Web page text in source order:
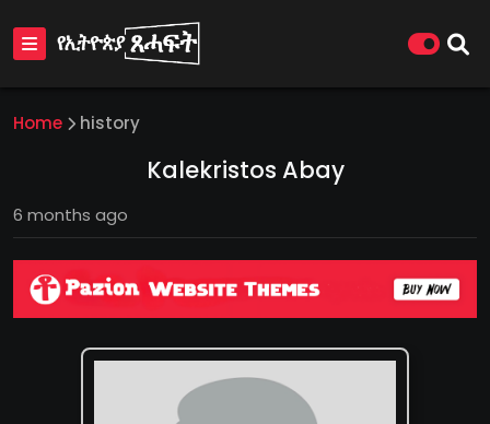
Home history
Kalekristos Abay
6 months ago